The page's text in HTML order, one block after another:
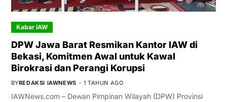
Kabar IAW
DPW Jawa Barat Resmikan Kantor IAW di
Bekasi, Komitmen Awal untuk Kawal
Birokrasi dan Perangi Korupsi
BYREDAKSI IAWNEWS 1 TAHUN AGO
IAWNews.com – Dewan Pimpinan Wilayah (DPW) Provinsi